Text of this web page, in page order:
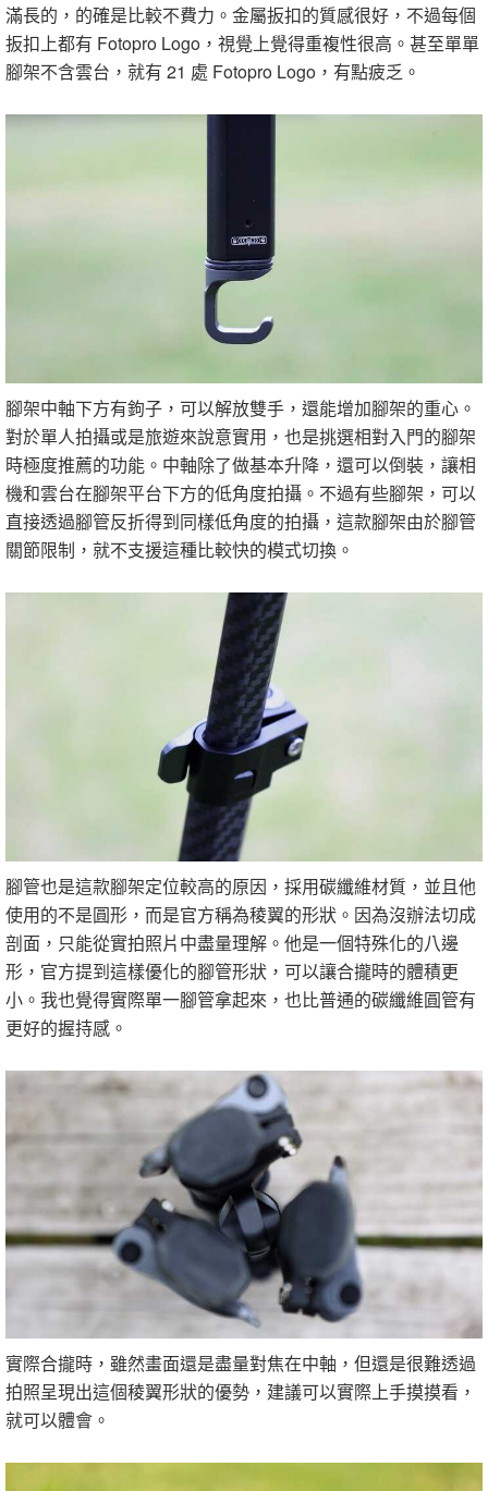
滿長的，的確是比較不費力。金屬扳扣的質感很好，不過每個
扳扣上都有 Fotopro Logo，視覺上覺得重複性很高。甚至單單
腳架不含雲台，就有 21 處 Fotopro Logo，有點疲乏。
腳架中軸下方有鉤子，可以解放雙手，還能增加腳架的重心。
對於單人拍攝或是旅遊來說意實用，也是挑選相對入門的腳架
時極度推薦的功能。中軸除了做基本升降，還可以倒裝，讓相
機和雲台在腳架平台下方的低角度拍攝。不過有些腳架，可以
直接透過腳管反折得到同樣低角度的拍攝，這款腳架由於腳管
關節限制，就不支援這種比較快的模式切換。
腳管也是這款腳架定位較高的原因，採用碳纖維材質，並且他
使用的不是圓形，而是官方稱為稜翼的形狀。因為沒辦法切成
剖面，只能從實拍照片中盡量理解。他是一個特殊化的八邊
形，官方提到這樣優化的腳管形狀，可以讓合攏時的體積更
小。我也覺得實際單一腳管拿起來，也比普通的碳纖維圓管有
更好的握持感。
實際合攏時，雖然畫面還是盡量對焦在中軸，但還是很難透過
拍照呈現出這個稜翼形狀的優勢，建議可以實際上手摸摸看，
就可以體會。